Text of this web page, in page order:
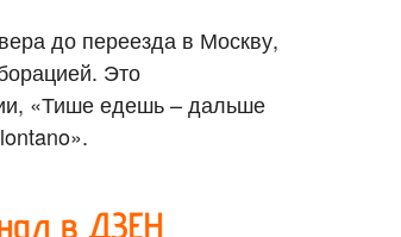
до переезда в Москву,
Это
«Тише едешь – дальше